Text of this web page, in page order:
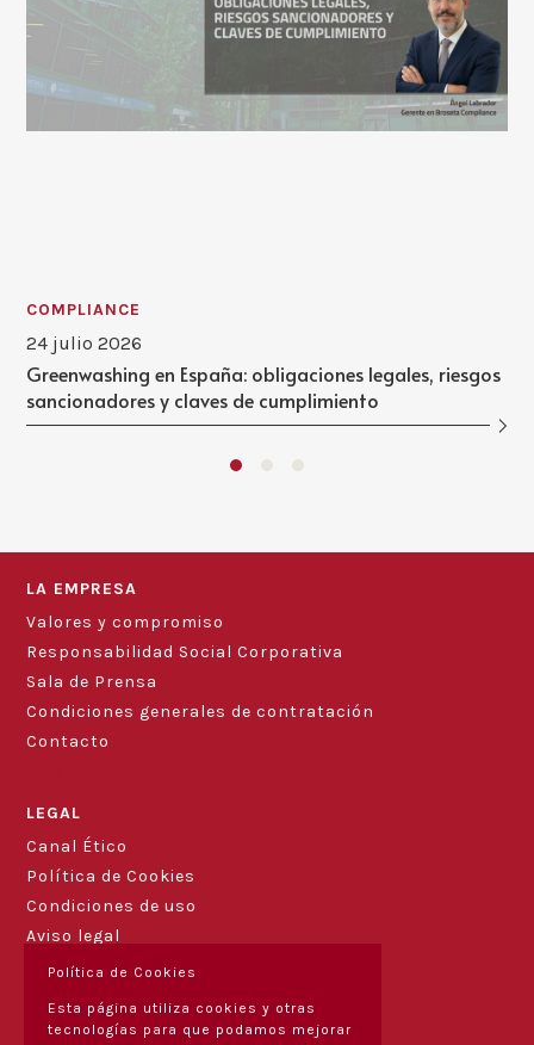
COMPLIANCE
24 julio 2026
Greenwashing en España: obligaciones legales, riesgos
sancionadores y claves de cumplimiento
LA EMPRESA
Valores y compromiso
Responsabilidad Social Corporativa
Sala de Prensa
Condiciones generales de contratación
Contacto
LEGAL
Canal Ético
Política de Cookies
Condiciones de uso
Aviso legal
Política de Cookies
Esta página utiliza cookies y otras
tecnologías para que podamos mejorar